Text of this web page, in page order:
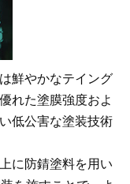
鮮やかなテイング
れた塗膜強度およ
低公害な塗装技術
に防錆塗料を用い